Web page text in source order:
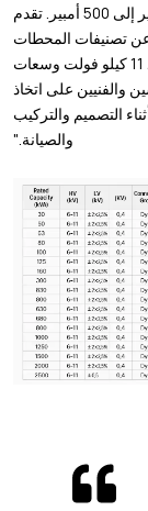
سعات الأحمال من 10 أمبير إلى 500 أمبير. تقدم
تصنيفات المحطات
الفرعية النموذجية بجهد 11 كيلو فولت وسعات
والفنيين على اتخاذ
التصميم والتركيب
والصيانة."